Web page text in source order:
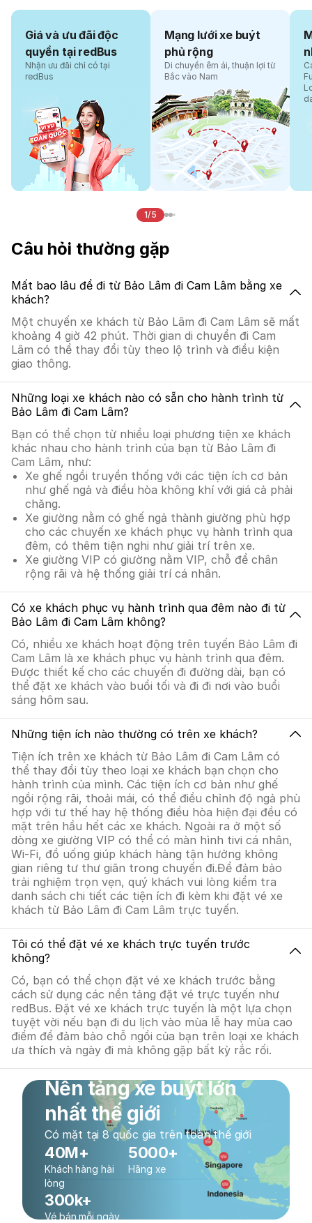
Giá và ưu đãi độc
quyền tại redBus
Nhận ưu đãi chỉ có tại
redBus
Mạng lưới xe buýt
phủ rộng
Di chuyển êm ái, thuận lợi từ
Bắc vào Nam
1/5
Câu hỏi thường gặp
Mất bao lâu để đi từ Bảo Lâm đi Cam Lâm bằng xe
khách?
Một chuyến xe khách từ Bảo Lâm đi Cam Lâm sẽ mất
khoảng 4 giờ 42 phút. Thời gian di chuyển đi Cam
Lâm có thể thay đổi tùy theo lộ trình và điều kiện
giao thông.
Những loại xe khách nào có sẵn cho hành trình từ
Bảo Lâm đi Cam Lâm?
Bạn có thể chọn từ nhiều loại phương tiện xe khách
khác nhau cho hành trình của bạn từ Bảo Lâm đi
Cam Lâm, như:
Xe ghế ngồi truyền thống với các tiện ích cơ bản
như ghế ngả và điều hòa không khí với giá cả phải
chăng.
Xe giường nằm có ghế ngả thành giường phù hợp
cho các chuyến xe khách phục vụ hành trình qua
đêm, có thêm tiện nghi như giải trí trên xe.
Xe giường VIP có giường nằm VIP, chỗ để chân
rộng rãi và hệ thống giải trí cá nhân.
Có xe khách phục vụ hành trình qua đêm nào đi từ
Bảo Lâm đi Cam Lâm không?
Có, nhiều xe khách hoạt động trên tuyến Bảo Lâm đi
Cam Lâm là xe khách phục vụ hành trình qua đêm.
Được thiết kế cho các chuyến đi đường dài, bạn có
thể đặt xe khách vào buổi tối và đi đi nơi vào buổi
sáng hôm sau.
Những tiện ích nào thường có trên xe khách?
Tiện ích trên xe khách từ Bảo Lâm đi Cam Lâm có
thể thay đổi tùy theo loại xe khách bạn chọn cho
hành trình của mình. Các tiện ích cơ bản như ghế
ngồi rộng rãi, thoải mái, có thể điều chỉnh độ ngả phù
hợp với tư thế hay hệ thống điều hòa hiện đại đều có
mặt trên hầu hết các xe khách. Ngoài ra ở một số
dòng xe giường VIP có thể có màn hình tivi cá nhân,
Wi-Fi, đồ uống giúp khách hàng tận hưởng không
gian riêng tư thư giãn trong chuyến đi.Để đảm bảo
trải nghiệm trọn vẹn, quý khách vui lòng kiểm tra
danh sách chi tiết các tiện ích đi kèm khi đặt vé xe
khách từ Bảo Lâm đi Cam Lâm trực tuyến.
Tôi có thể đặt vé xe khách trực tuyến trước
không?
Có, bạn có thể chọn đặt vé xe khách trước bằng
cách sử dụng các nền tảng đặt vé trực tuyến như
redBus. Đặt vé xe khách trực tuyến là một lựa chọn
tuyệt vời nếu bạn đi du lịch vào mùa lễ hay mùa cao
điểm để đảm bảo chỗ ngồi của bạn trên loại xe khách
ưa thích và ngày đi mà không gặp bất kỳ rắc rối.
Nền tảng xe buýt lớn
nhất thế giới
Có mặt tại 8 quốc gia trên toàn thế giới
40M+
Khách hàng hài
lòng
5000+
Hãng xe
300k+
Vé bán mỗi ngày